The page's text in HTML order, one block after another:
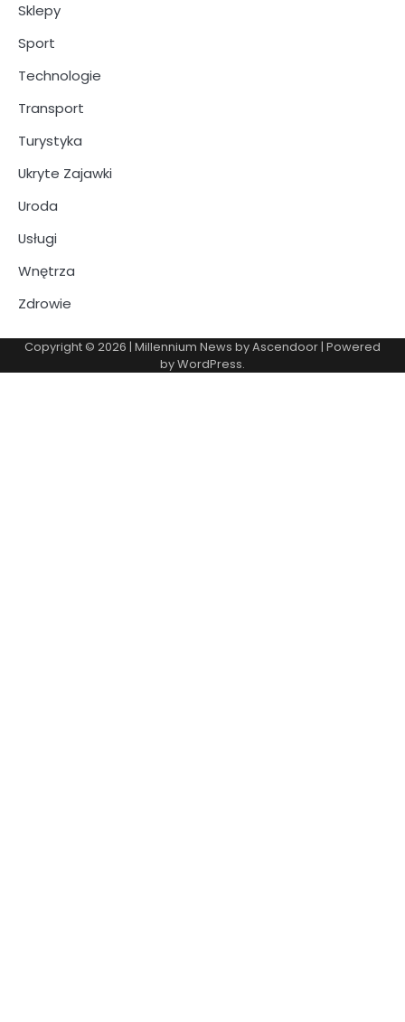
Sklepy
Sport
Technologie
Transport
Turystyka
Ukryte Zajawki
Uroda
Usługi
Wnętrza
Zdrowie
Copyright © 2026 | Millennium News byAscendoor | Powered
byWordPress.